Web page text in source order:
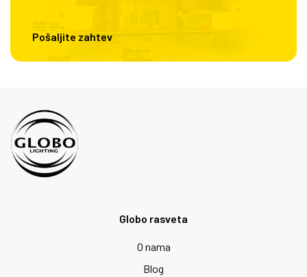
Pošaljite zahtev
Globo rasveta
O nama
Blog